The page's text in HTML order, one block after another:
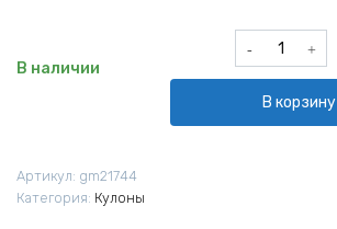
В наличии
Количество
товара
готический
Анкх
В корзину
Артикул: gm21744
Категория: Кулоны